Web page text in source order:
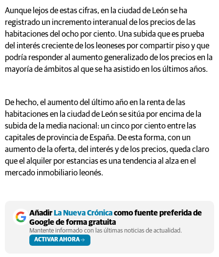
Aunque lejos de estas cifras, en la ciudad de León se ha
registrado un incremento interanual de los precios de las
habitaciones del ocho por ciento. Una subida que es prueba
del interés creciente de los leoneses por compartir piso y que
podría responder al aumento generalizado de los precios en la
mayoría de ámbitos al que se ha asistido en los últimos años.
De hecho, el aumento del último año en la renta de las
habitaciones en la ciudad de León se sitúa por encima de la
subida de la media nacional: un cinco por ciento entre las
capitales de provincia de España. De esta forma, con un
aumento de la oferta, del interés y de los precios, queda claro
que el alquiler por estancias es una tendencia al alza en el
mercado inmobiliario leonés.
AñadirLa Nueva Crónicacomo fuente preferida de
Google de forma gratuita
Mantente informado con las últimas noticias de actualidad.
ACTIVAR AHORA